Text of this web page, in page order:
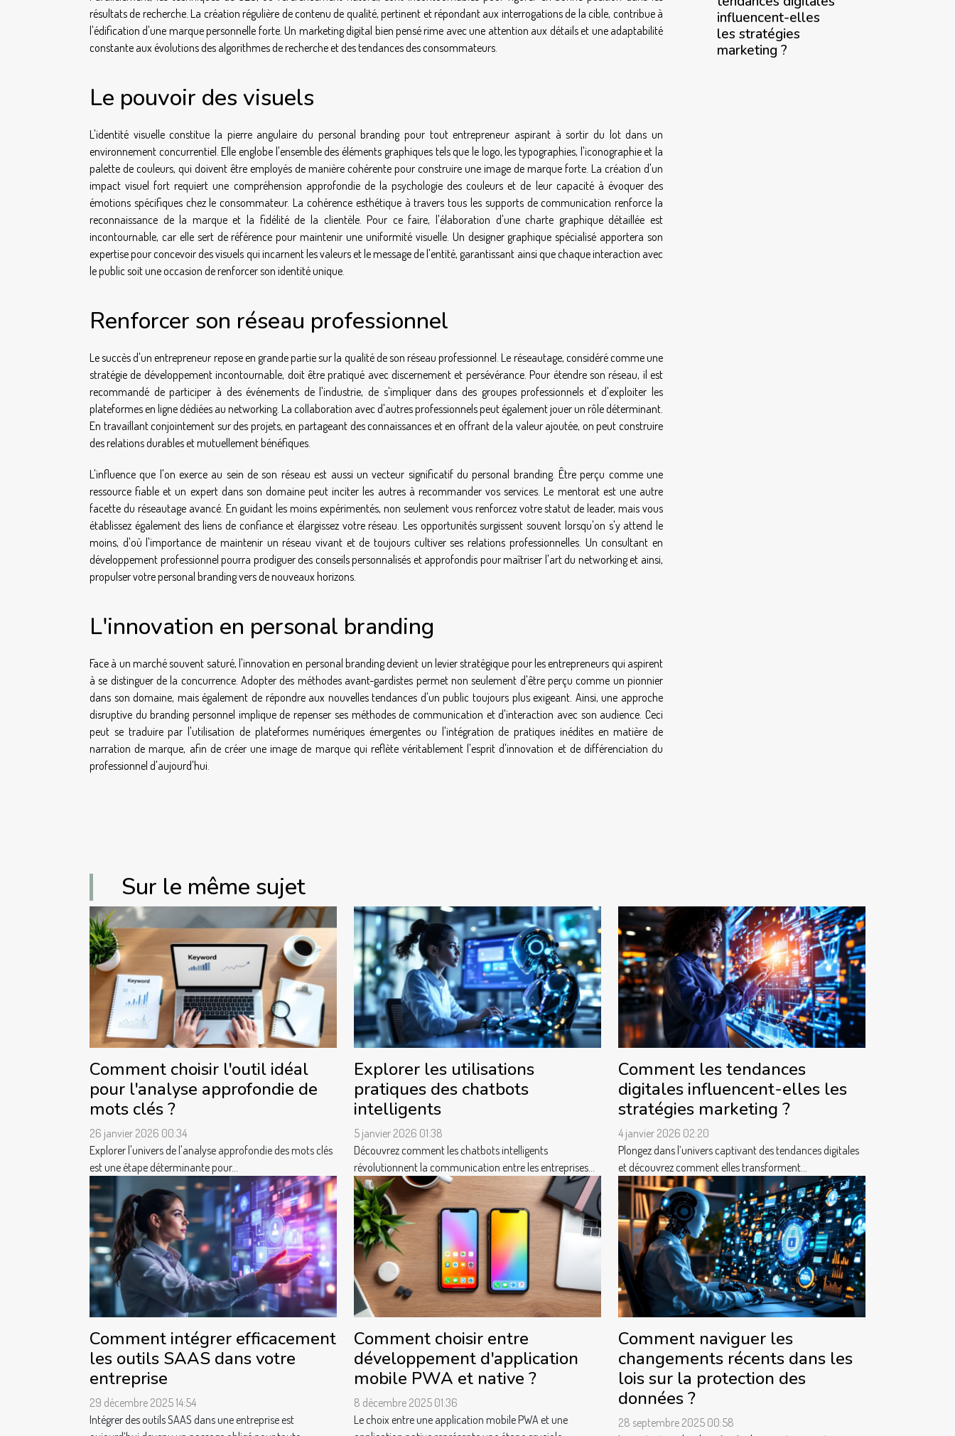
résultats de recherche. La création régulière de contenu de qualité, pertinent et répondant aux interrogations de la cible, contribue à
l'édification d'une marque personnelle forte. Un marketing digital bien pensé rime avec une attention aux détails et une adaptabilité
constante aux évolutions des algorithmes de recherche et des tendances des consommateurs.
Le pouvoir des visuels
L'identité visuelle constitue la pierre angulaire du personal branding pour tout entrepreneur aspirant à sortir du lot dans un
environnement concurrentiel. Elle englobe l'ensemble des éléments graphiques tels que le logo, les typographies, l'iconographie et la
palette de couleurs, qui doivent être employés de manière cohérente pour construire une image de marque forte. La création d'un
impact visuel fort requiert une compréhension approfondie de la psychologie des couleurs et de leur capacité à évoquer des
émotions spécifiques chez le consommateur. La cohérence esthétique à travers tous les supports de communication renforce la
reconnaissance de la marque et la fidélité de la clientèle. Pour ce faire, l'élaboration d'une charte graphique détaillée est
incontournable, car elle sert de référence pour maintenir une uniformité visuelle. Un designer graphique spécialisé apportera son
expertise pour concevoir des visuels qui incarnent les valeurs et le message de l'entité, garantissant ainsi que chaque interaction avec
le public soit une occasion de renforcer son identité unique.
Renforcer son réseau professionnel
Le succès d'un entrepreneur repose en grande partie sur la qualité de son réseau professionnel. Le réseautage, considéré comme une
stratégie de développement incontournable, doit être pratiqué avec discernement et persévérance. Pour étendre son réseau, il est
recommandé de participer à des événements de l'industrie, de s'impliquer dans des groupes professionnels et d'exploiter les
plateformes en ligne dédiées au networking. La collaboration avec d'autres professionnels peut également jouer un rôle déterminant.
En travaillant conjointement sur des projets, en partageant des connaissances et en offrant de la valeur ajoutée, on peut construire
des relations durables et mutuellement bénéfiques.
L'influence que l'on exerce au sein de son réseau est aussi un vecteur significatif du personal branding. Être perçu comme une
ressource fiable et un expert dans son domaine peut inciter les autres à recommander vos services. Le mentorat est une autre
facette du réseautage avancé. En guidant les moins expérimentés, non seulement vous renforcez votre statut de leader, mais vous
établissez également des liens de confiance et élargissez votre réseau. Les opportunités surgissent souvent lorsqu'on s'y attend le
moins, d'où l'importance de maintenir un réseau vivant et de toujours cultiver ses relations professionnelles. Un consultant en
développement professionnel pourra prodiguer des conseils personnalisés et approfondis pour maîtriser l'art du networking et ainsi,
propulser votre personal branding vers de nouveaux horizons.
L'innovation en personal branding
Face à un marché souvent saturé, l'innovation en personal branding devient un levier stratégique pour les entrepreneurs qui aspirent
à se distinguer de la concurrence. Adopter des méthodes avant-gardistes permet non seulement d'être perçu comme un pionnier
dans son domaine, mais également de répondre aux nouvelles tendances d'un public toujours plus exigeant. Ainsi, une approche
disruptive du branding personnel implique de repenser ses méthodes de communication et d'interaction avec son audience. Ceci
peut se traduire par l'utilisation de plateformes numériques émergentes ou l'intégration de pratiques inédites en matière de
narration de marque, afin de créer une image de marque qui reflète véritablement l'esprit d'innovation et de différenciation du
professionnel d'aujourd'hui.
influencent-elles
les stratégies
marketing ?
Sur le même sujet
Comment choisir l'outil idéal
pour l'analyse approfondie de
mots clés ?
26 janvier 2026 00:34
Explorer l'univers de l'analyse approfondie des mots clés
est une étape déterminante pour...
Explorer les utilisations
pratiques des chatbots
intelligents
5 janvier 2026 01:38
Découvrez comment les chatbots intelligents
révolutionnent la communication entre les entreprises...
Comment les tendances
digitales influencent-elles les
stratégies marketing ?
4 janvier 2026 02:20
Plongez dans l’univers captivant des tendances digitales
et découvrez comment elles transforment...
Comment intégrer efficacement
les outils SAAS dans votre
entreprise
29 décembre 2025 14:54
Intégrer des outils SAAS dans une entreprise est
Comment choisir entre
développement d'application
mobile PWA et native ?
8 décembre 2025 01:36
Le choix entre une application mobile PWA et une
Comment naviguer les
changements récents dans les
lois sur la protection des
données ?
28 septembre 2025 00:58